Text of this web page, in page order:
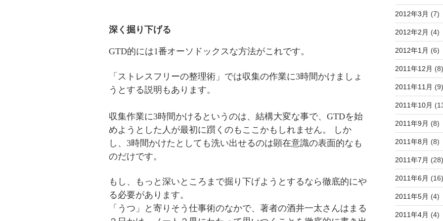
深く掘り下げる
GTD的には1番オーソドックスな方法がこれです。
「ストレスフリーの整理術」では収集の作業に3時間かけましょ
うとする説明もあります。
収集作業に3時間かけるというのは、結構大変な事で、GTDを始
めようとした人が最初に躓くのもここかもしれません。
しか
し、3時間かけたとしても洗い出せるのは顕在意識の表面的なも
のだけです。
もし、もっと深いところまで掘り下げようとするなら徹底的にや
る必要があります。
「うつ」と寄りそう仕事術のなかで、著者の酒井一太さんはまる
2012年3月 (7)
2012年2月 (4)
2012年1月 (6)
2011年12月 (8)
2011年11月 (9)
2011年10月
2011年9月 (8)
2011年8月 (8)
2011年7月 (28)
2011年6月 (16)
2011年5月 (4)
2011年4月 (4)